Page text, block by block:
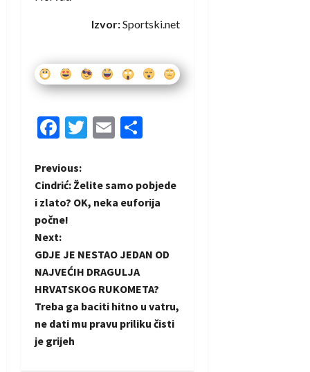
Izvor:Sportski.net
Facebook
Twitter
Email
P
o
s
t
n
a
v
Previous:
Cindrić: Želite samo pobjede
i zlato? OK, neka euforija
počne!
Next:
GDJE JE NESTAO JEDAN OD
NAJVEĆIH DRAGULJA
HRVATSKOG RUKOMETA?
Treba ga baciti hitno u vatru,
ne dati mu pravu priliku čisti
je grijeh